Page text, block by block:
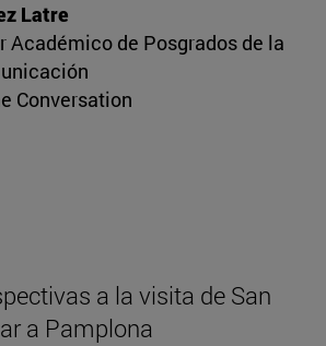
Latre
Académico de Posgrados de la
Conversation
a la visita de San
a Pamplona